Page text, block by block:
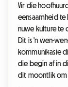
Vir die
eensaamheid
nuwe kulture te
Dit is 'n wen-
kommunikasie
die begin af in
dit moontlik om